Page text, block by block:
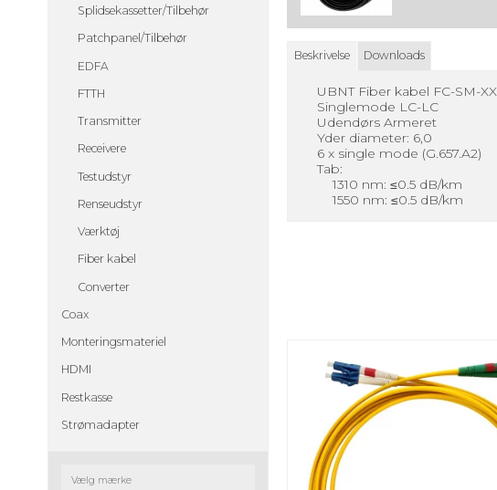
Splidsekassetter/Tilbehør
Patchpanel/Tilbehør
EDFA
FTTH
Transmitter
Receivere
Testudstyr
Renseudstyr
Værktøj
Fiber kabel
Converter
Coax
Monteringsmateriel
HDMI
Restkasse
Strømadapter
Beskrivelse Downloads
UBNT Fiber kabel FC-SM-XX
Singlemode LC-LC
Udendørs Armeret
Yder diameter: 6,0
6 x single mode (G.657.A2)
Tab:
1310 nm: ≤0.5 dB/km
1550 nm: ≤0.5 dB/km